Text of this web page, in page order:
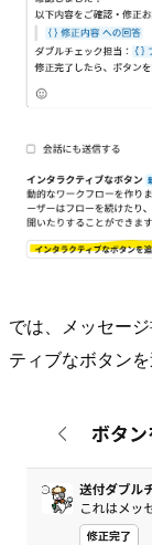
では、メッセー
ティブなボタン